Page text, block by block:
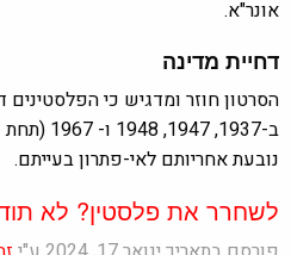
אונר"א.
דחיית מדינה
הסרטון חוזר ומדגיש כי הפלסטינים
ב-1937,
נובעת אחריותם לאי-פתרון בעייתם.
לשחרר את פלסטין? לא